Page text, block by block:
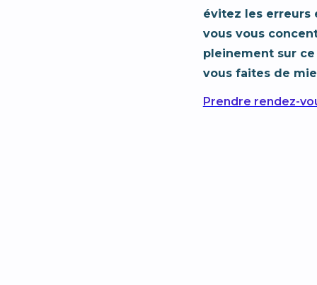
évitez les erreurs
vous vous
pleinement sur
vous faites de
Prendre rendez-